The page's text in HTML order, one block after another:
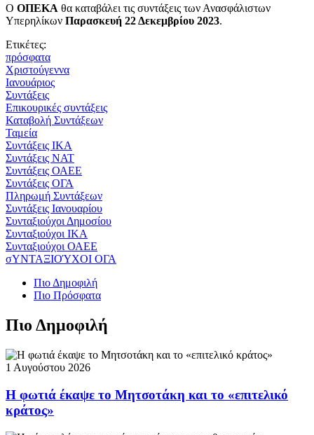
Ο ΟΠΕΚΑ θα καταβάλει τις συντάξεις των Ανασφάλιστων
Υπερηλίκων Παρασκευή 22 Δεκεμβρίου 2023.
Ετικέτες:
πρόσφατα
Χριστούγεννα
Ιανουάριος
Συντάξεις
Επικουρικές συντάξεις
Καταβολή Συντάξεων
Ταμεία
Συντάξεις ΙΚΑ
Συντάξεις ΝΑΤ
Συντάξεις ΟΑΕΕ
Συντάξεις ΟΓΑ
Πληρωμή Συντάξεων
Συντάξεις Ιανουαρίου
Συνταξιούχοι Δημοσίου
Συνταξιούχοι ΙΚΑ
Συνταξιούχοι ΟΑΕΕ
σΥΝΤΑΞΙΟΎΧΟΙ ΟΓΑ
Πιο Δημοφιλή
Πιο Πρόσφατα
Πιο Δημοφιλή
1 Αυγούστου 2026
Η φωτιά έκαψε το Μητσοτάκη και το «επιτελικό
κράτος»